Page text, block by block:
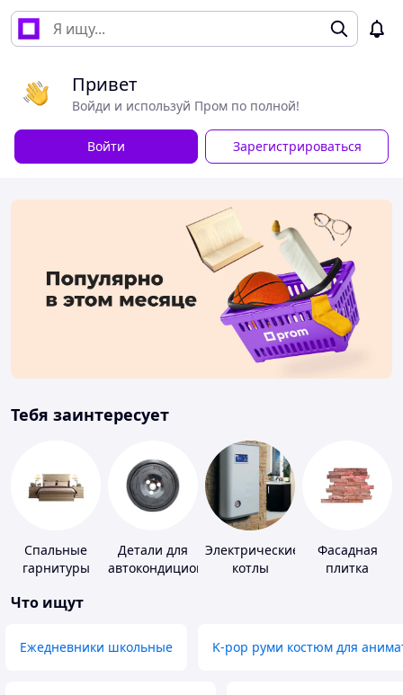
Привет
Войди и используй Пром по полной!
Войти Зарегистрироваться
Тебя заинтересует
Спальные
гарнитуры
Детали для
автокондиционеров
Электрические
котлы
Фасадная
плитка
Что ищут
Ежедневники школьные K-pop руми костюм для